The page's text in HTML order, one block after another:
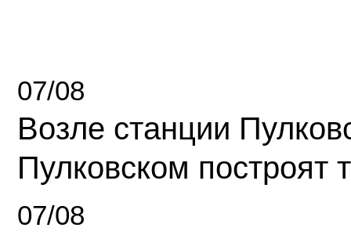
07/08
Возле станции
Пулковском построят
07/08